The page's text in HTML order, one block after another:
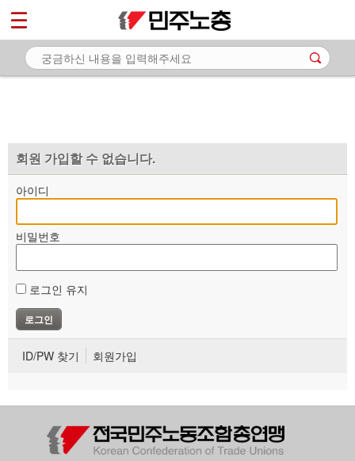
회원 가입할 수 없습니다.
아이디
비밀번호
로그인 유지
ID/PW 찾기 회원가입
마이페이지
소개
자료
부설기관